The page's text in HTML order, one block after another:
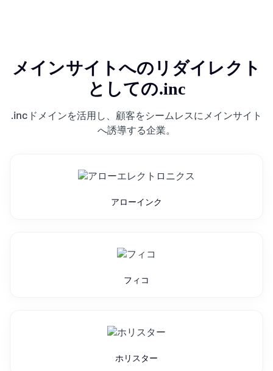
メインサイトへのリダイレクト
としての.inc
.incドメインを活用し、顧客をシームレスにメインサイト
へ誘導する企業。
アローインク
フィコ
ホリスター